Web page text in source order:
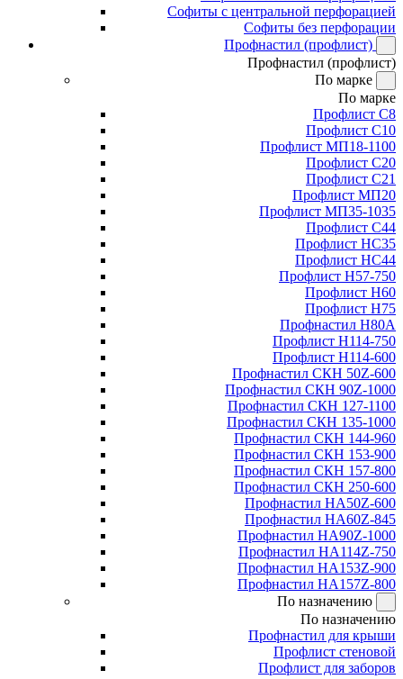
Софиты с центральной перфорацией
Софиты без перфорации
Профнастил (профлист)
Профнастил (профлист)
По марке
По марке
Профлист С8
Профлист С10
Профлист МП18-1100
Профлист С20
Профлист С21
Профлист МП20
Профлист МП35-1035
Профлист С44
Профлист НС35
Профлист НС44
Профлист Н57-750
Профлист Н60
Профлист Н75
Профнастил Н80А
Профлист Н114-750
Профлист Н114-600
Профнастил СКН 50Z-600
Профнастил СКН 90Z-1000
Профнастил СКН 127-1100
Профнастил СКН 135-1000
Профнастил СКН 144-960
Профнастил СКН 153-900
Профнастил СКН 157-800
Профнастил СКН 250-600
Профнастил НА50Z-600
Профнастил НА60Z-845
Профнастил НА90Z-1000
Профнастил НА114Z-750
Профнастил НА153Z-900
Профнастил НА157Z-800
По назначению
По назначению
Профнастил для крыши
Профлист стеновой
Профлист для заборов